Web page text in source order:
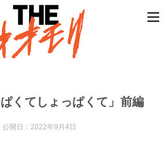
くてしょっぱくて」前編
公開日： 2022年9月4日